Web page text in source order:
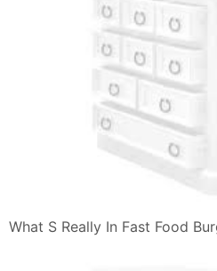
What S Really In Fast Food